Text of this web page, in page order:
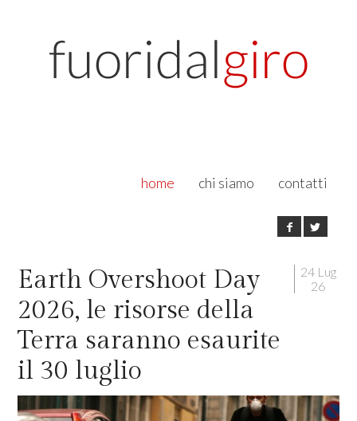
home chi siamo contatti
24 Lug
26
Earth Overshoot Day
2026, le risorse della
Terra saranno esaurite
il 30 luglio